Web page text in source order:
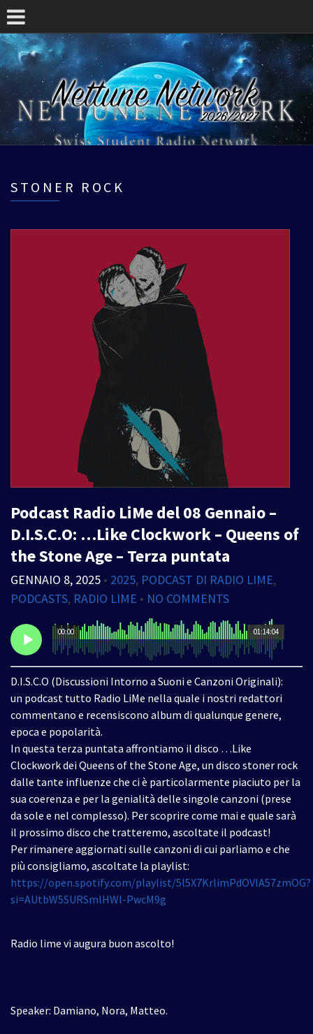
STONER ROCK
Podcast Radio LiMe del 08 Gennaio –
D.I.S.C.O: …Like Clockwork – Queens of
the Stone Age – Terza puntata
GENNAIO 8, 2025 • 2025, PODCAST DI RADIO LIME,
PODCASTS, RADIO LIME • NO COMMENTS
01:14:04
00:00
D.I.S.C.O (Discussioni Intorno a Suoni e Canzoni Originali):
un podcast tutto Radio LiMe nella quale i nostri redattori
commentano e recensiscono album di qualunque genere,
epoca e popolarità.
In questa terza puntata affrontiamo il disco …Like
Clockwork dei Queens of the Stone Age, un disco stoner rock
dalle tante influenze che ci è particolarmente piaciuto per la
sua coerenza e per la genialità delle singole canzoni (prese
da sole e nel complesso). Per scoprire come mai e quale sarà
il prossimo disco che tratteremo, ascoltate il podcast!
Per rimanere aggiornati sulle canzoni di cui parliamo e che
più consigliamo, ascoltate la playlist:
https://open.spotify.com/playlist/5l5X7KrlimPdOVIA57zmOG?
si=AUtbW5SURSmlHWl-PwcM9g
Radio lime vi augura buon ascolto!
Speaker: Damiano, Nora, Matteo.